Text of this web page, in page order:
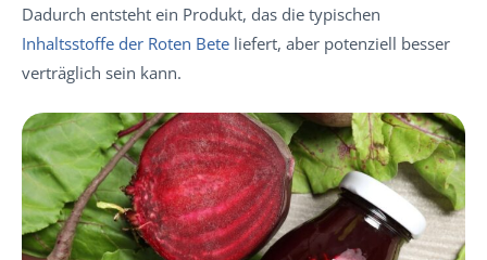
Dadurch entsteht ein Produkt, das die typischen
Inhaltsstoffe der Roten Bete liefert, aber potenziell besser
verträglich sein kann.